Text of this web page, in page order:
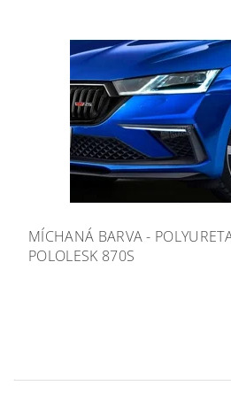
MÍCHANÁ BARVA -
POLOLESK 870S